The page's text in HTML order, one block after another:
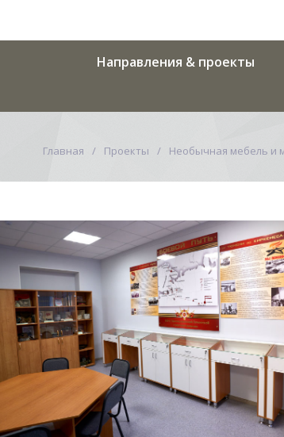
Направления & проекты
Главная Проекты Необычная мебель и